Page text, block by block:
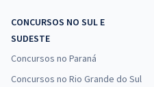
CONCURSOS NO SUL E
SUDESTE
Concursos no Paraná
Concursos no Rio Grande do Sul